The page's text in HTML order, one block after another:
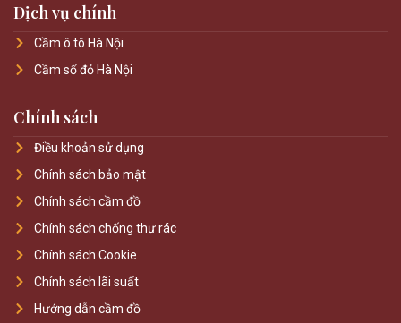
Dịch vụ chính
Cầm ô tô Hà Nội
Cầm sổ đỏ Hà Nội
Chính sách
Điều khoản sử dụng
Chính sách bảo mật
Chính sách cầm đồ
Chính sách chống thư rác
Chính sách Cookie
Chính sách lãi suất
Hướng dẫn cầm đồ